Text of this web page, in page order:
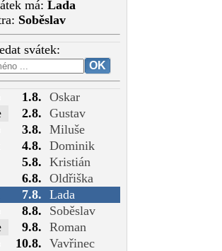
má: Lada
Soběslav
svátek:
1.8. Oskar
2.8. Gustav
3.8. Miluše
4.8. Dominik
5.8. Kristián
6.8. Oldřiška
7.8. Lada
8.8.
Soběslav
9.8. Roman
10.8. Vavřinec